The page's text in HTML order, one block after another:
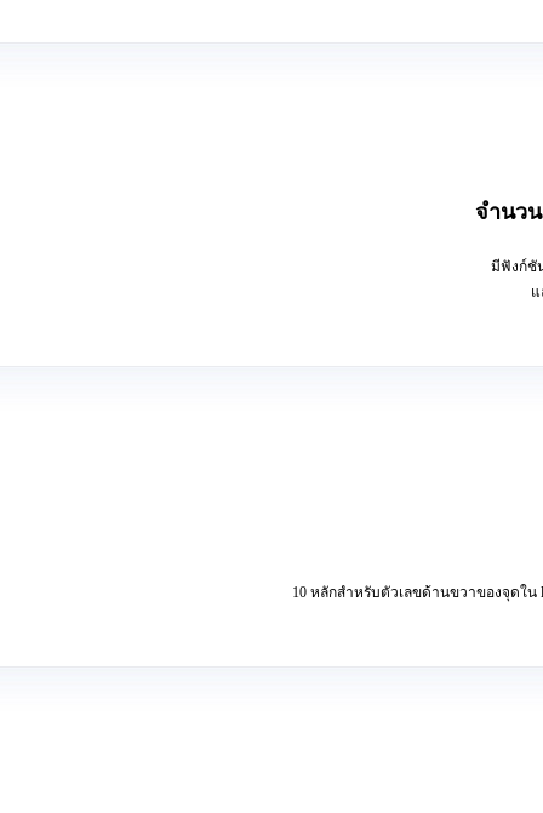
จำนว
มีฟังก์ชั
แ
10 หลักสำหรับตัวเลขด้านขวาของจุดใ